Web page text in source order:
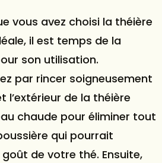
vous avez choisi la théière
, il est temps de la
son utilisation.
par rincer soigneusement
l’extérieur de la théière
chaude pour éliminer tout
qui pourrait
de votre thé. Ensuite,